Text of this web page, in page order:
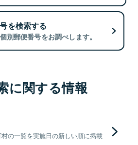
を検索する
別郵便番号をお調べします。
に関する情報
の一覧を実施日の新しい順に掲載